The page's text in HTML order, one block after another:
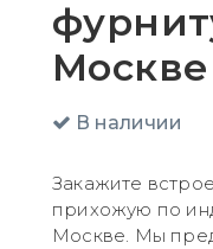
Москве
В наличии
Закажите
прихожую по
Москве. Мы